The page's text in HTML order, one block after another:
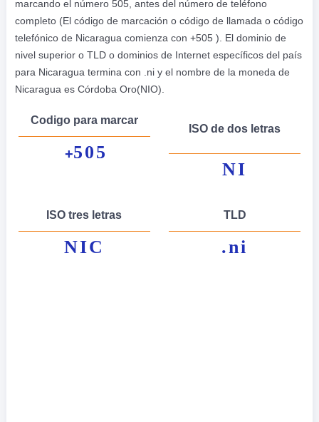
marcando el número 505, antes del número de teléfono
completo (El código de marcación o código de llamada o código
telefónico de Nicaragua comienza con +505 ). El dominio de
nivel superior o TLD o dominios de Internet específicos del país
para Nicaragua termina con .ni y el nombre de la moneda de
Nicaragua es Córdoba Oro(NIO).
Codigo para marcar
+505
ISO de dos letras
NI
ISO tres letras
NIC
TLD
.ni